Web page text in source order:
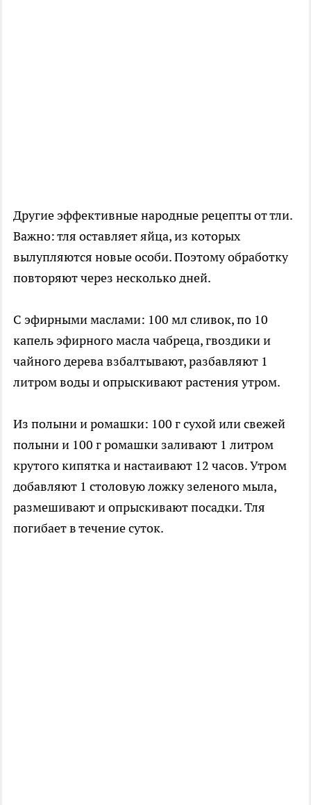
Другие эффективные народные рецепты от тли.
Важно: тля оставляет яйца, из которых
вылупляются новые особи. Поэтому обработку
повторяют через несколько дней.
С эфирными маслами: 100 мл сливок, по 10
капель эфирного масла чабреца, гвоздики и
чайного дерева взбалтывают, разбавляют 1
литром воды и опрыскивают растения утром.
Из полыни и ромашки: 100 г сухой или свежей
полыни и 100 г ромашки заливают 1 литром
крутого кипятка и настаивают 12 часов. Утром
добавляют 1 столовую ложку зеленого мыла,
размешивают и опрыскивают посадки. Тля
погибает в течение суток.